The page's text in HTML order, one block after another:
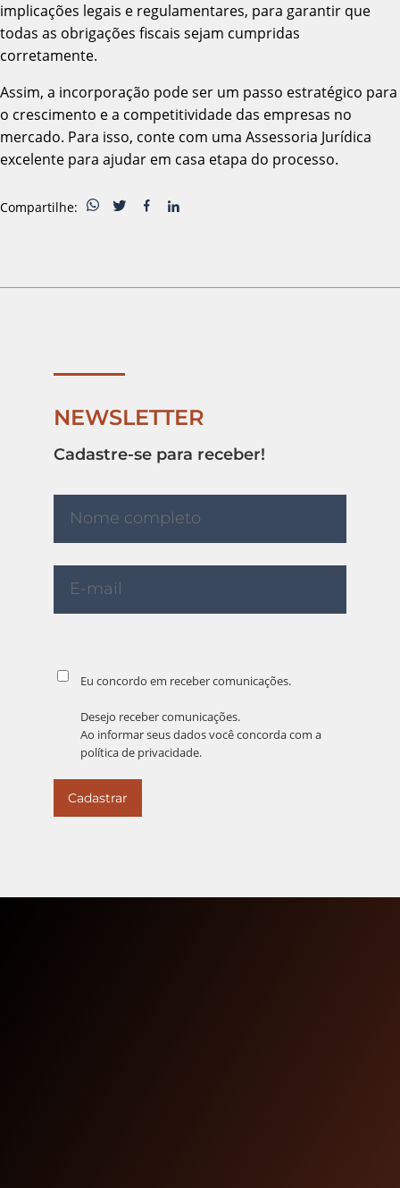
implicações legais e regulamentares, para garantir que
todas as obrigações fiscais sejam cumpridas
corretamente.
Assim, a incorporação pode ser um passo estratégico para
o crescimento e a competitividade das empresas no
mercado. Para isso, conte com uma Assessoria Jurídica
excelente para ajudar em casa etapa do processo.
Compartilhe:
NEWSLETTER
Cadastre-se para receber!
Eu concordo em receber comunicações.
Desejo receber comunicações.
Ao informar seus dados você concorda com a
política de privacidade.